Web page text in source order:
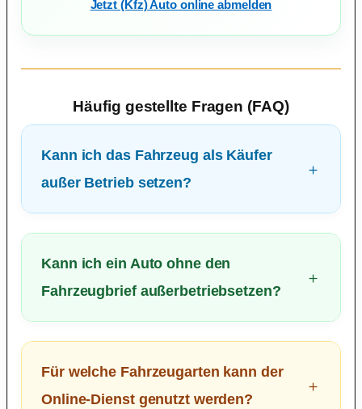
Jetzt (Kfz) Auto online abmelden
Häufig gestellte Fragen (FAQ)
Kann ich das Fahrzeug als Käufer
außer Betrieb setzen?
Kann ich ein Auto ohne den
Fahrzeugbrief außerbetriebsetzen?
Für welche Fahrzeugarten kann der
Online-Dienst genutzt werden?